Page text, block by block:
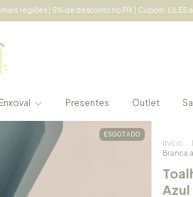
no PIX | Cupom: LILE5 acima de 150,00 em
Enxoval Presentes Outlet
ESGOTADO
Início
Branca